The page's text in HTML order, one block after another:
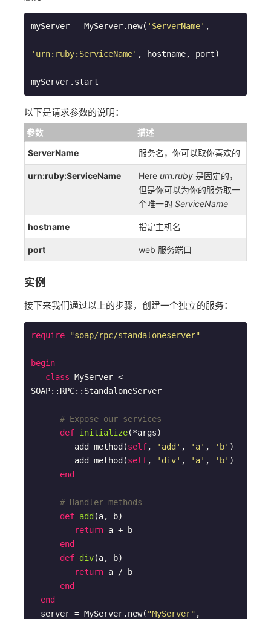
myServer = MyServer.new( 'ServerName' ,
'urn:ruby:ServiceName' , hostname, port)
以下是请求参数的说明：
参数
描述
ServerName
服务名，你可以取你喜欢的
urn:ruby:ServiceName Here urn:ruby 是固定的，
但是你可以为你的服务取一
个唯一的 ServiceName
hostname 指定主机名
port web 服务端口
实例
接下来我们通过以上的步骤，创建一个独立的服务：
require "soap/rpc/standaloneserver"
begin
class MyServer <
SOAP::RPC:: StandaloneServer
# Expose our services
def initialize(*args)
         add_method(
self, 'add' , 'a' , 'b' )
         add_method(
self, 'div' , 'a' , 'b' )
end
# Handler methods
def add (a, b)
return a + b
end
def div(a, b)
return a / b
end
end
  server = MyServer.new(
"MyServer" ,